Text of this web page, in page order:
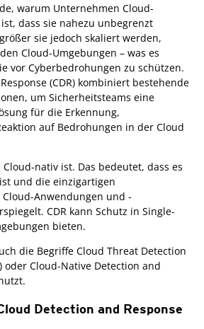
warum Unternehmen Cloud-
dass sie nahezu unbegrenzt
sie jedoch skaliert werden,
Cloud-Umgebungen – was es
vor Cyberbedrohungen zu schützen.
(CDR) kombiniert bestehende
um Sicherheitsteams eine
für die Erkennung,
auf Bedrohungen in der Cloud
Cloud-nativ ist. Das bedeutet, dass es
und die einzigartigen
Anwendungen und -
CDR kann Schutz in Single-
bieten.
die Begriffe Cloud Threat Detection
oder Cloud-Native Detection and
Detection and Response